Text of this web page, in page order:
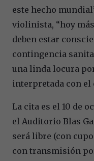
este hecho
violinista, “hoy
deben estar
contingencia
una linda locura
interpretada con el
La cita es el 10 de
el Auditorio Blas
será libre (con
con transmisión